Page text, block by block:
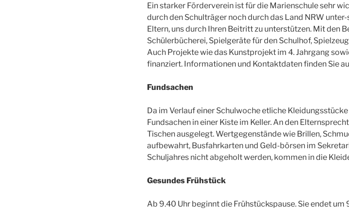
Ein starker Förderverein ist für die Marienschule sehr
durch den Schulträger noch durch das Land NRW
Eltern, uns durch Ihren Beitritt zu unterstützen. Mit den
Schülerbücherei, Spielgeräte für den Schulhof,
Auch Projekte wie das Kunstprojekt im 4. Jahrgang
finanziert. Informationen und Kontaktdaten finden Sie
Fundsachen
Da im Verlauf einer Schulwoche etliche
Fundsachen in einer Kiste im Keller. An den
Tischen ausgelegt. Wertgegenstände wie Brillen,
aufbewahrt, Busfahrkarten und Geld-börsen im
Schuljahres nicht abgeholt werden, kommen in die
Gesundes Frühstück
Ab 9.40 Uhr beginnt die Frühstückspause. Sie endet um